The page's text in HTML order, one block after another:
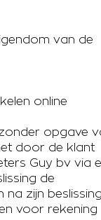
van de
online
opgave
door de klant
Guy bv via
de
zijn beslissing
voor rekening